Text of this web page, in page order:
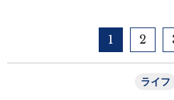
1 2
ライフ